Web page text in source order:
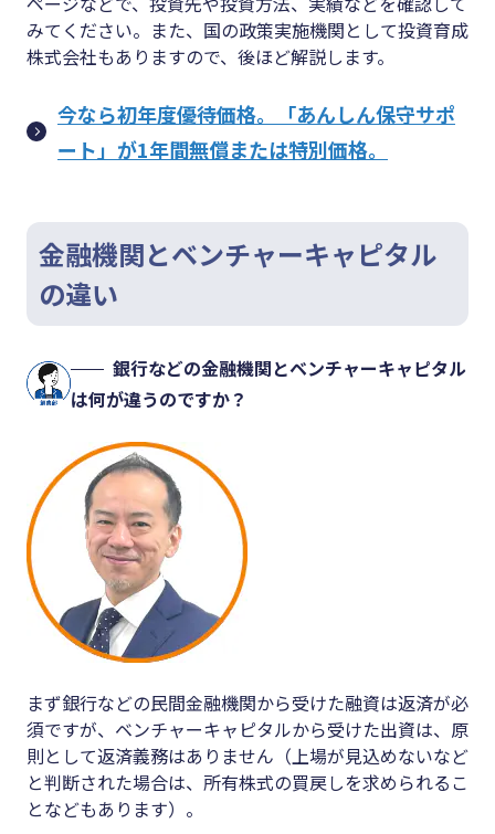
みてください。また、国の政策実施機関として投資育成
株式会社もありますので、後ほど解説します。
今なら初年度優待価格。「あんしん保守サポ
ート」が1年間無償または特別価格。
金融機関とベンチャーキャピタル
の違い
銀行などの金融機関とベンチャーキャピタル
は何が違うのですか？
まず銀行などの民間金融機関から受けた融資は返済が必
須ですが、ベンチャーキャピタルから受けた出資は、原
則として返済義務はありません（上場が見込めないなど
と判断された場合は、所有株式の買戻しを求められるこ
となどもあります）。